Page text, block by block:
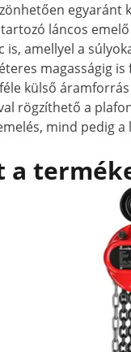
láncos
is, amellyel a
magasságig
külső
rögzíthető a
mind pedig
a